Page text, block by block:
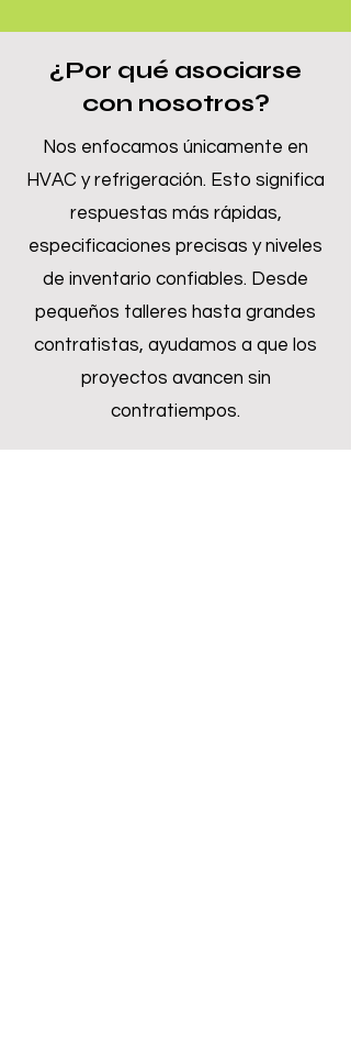
¿Por qué asociarse
con nosotros?
Nos enfocamos únicamente en
HVAC y refrigeración. Esto significa
respuestas más rápidas,
especificaciones precisas y niveles
de inventario confiables. Desde
pequeños talleres hasta grandes
contratistas, ayudamos a que los
proyectos avancen sin
contratiempos.